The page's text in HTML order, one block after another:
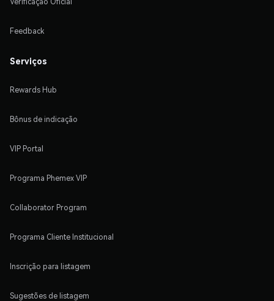
Feedback
Serviços
Rewards Hub
Bônus de indicação
VIP Portal
Programa Phemex VIP
Collaborator Program
Programa Cliente Institucional
Inscrição para listagem
Sugestões de listagem